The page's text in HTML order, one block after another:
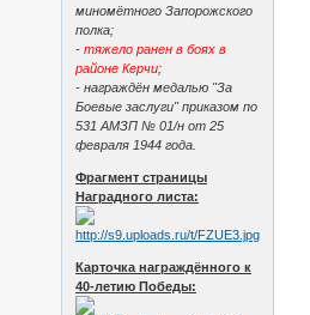
миномётного Запорожского
полка;
-тяжело ранен в боях в
районе Керчи;
- награждён медалью "За
Боевые заслуги" приказом по
531 АМЗП № 01/н от 25
февраля 1944 года.
Фрагмент страницы
Наградного листа:
Карточка награждённого к
40-летию Победы: